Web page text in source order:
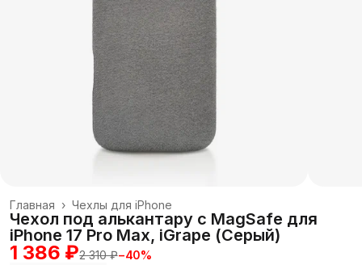
Чехлы для iPhone
Главная ›
Чехол под алькантару с MagSafe для
iPhone 17 Pro Max, iGrape (Серый)
1 386 ₽2 310 ₽−40%